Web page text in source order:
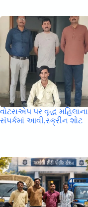
વોટસએપ પર વૃદ્ધ મહિલાના
સંપર્કમાં આવી,સ્ક્રીન શોટ